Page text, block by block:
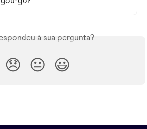
à sua pergunta?
😞 😐 😃